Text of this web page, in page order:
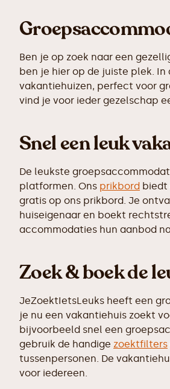
Ben je op zoek naar een
ben je hier op de juiste plek.
vakantiehuizen, perfect voor
vind je voor ieder gezelschap
Snel een leuk
De leukste
platformen. Ons prikbord biedt
gratis op ons prikbord. Je
huiseigenaar en boekt
accommodaties hun aanbod
Zoek & boek de
JeZoektIetsLeuks heeft een
je nu een vakantiehuis zoekt
bijvoorbeeld snel een
gebruik de handige zoektfilters
tussenpersonen. De
voor iedereen.